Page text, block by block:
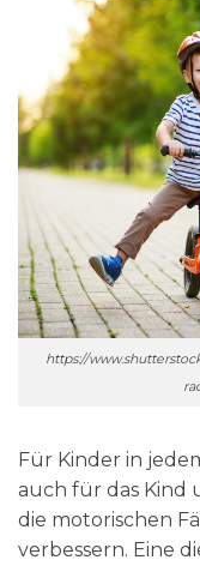
https://
Für Kinder in
auch für das Kind
die motorischen
verbessern. Eine